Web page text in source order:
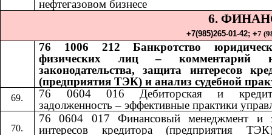
нефтегазовом бизнесе
6.
+7(985)265-01-42;​​ +7
76 1006 212 Банкротство
физических лиц – комментарий
законодательства, защита интересов
(предприятия ТЭК) и анализ судебной
76 0604 016 Дебиторская и
задолженность – эффективные практики
76 0604 017 Финансовый менеджмент и
интересов кредитора (предприятия